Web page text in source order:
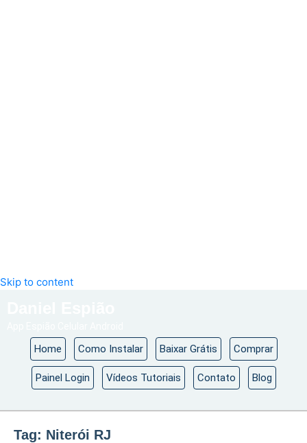
Skip to content
Home Como Instalar Baixar Grátis Comprar
Painel Login Vídeos Tutoriais Contato Blog
Tag: Niterói RJ